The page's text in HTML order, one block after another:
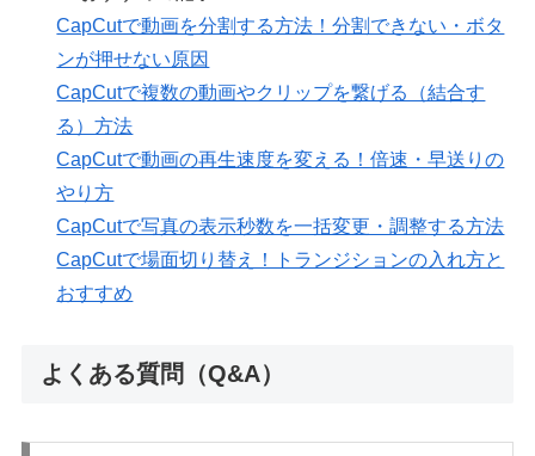
CapCutで動画を分割する方法！分割できない・ボタ
ンが押せない原因
CapCutで複数の動画やクリップを繋げる（結合す
る）方法
CapCutで動画の再生速度を変える！倍速・早送りの
やり方
CapCutで写真の表示秒数を一括変更・調整する方法
CapCutで場面切り替え！トランジションの入れ方と
おすすめ
よくある質問（Q&A）